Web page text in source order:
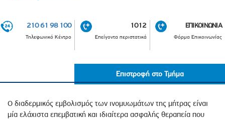
210 61 98 100
Τηλεφωνικό Κέντρο
1012
Επείγοντα περιστατικά
ΕΠΙΚΟΙΝΩΝΙΑ
Φόρμα Επικοινωνίας
Επιστροφή στο Τμήμα
Ο διαδερμικός εμβολισμός των ινομυωμάτων της μήτρας είναι
μία ελάχιστα επεμβατική και ιδιαίτερα ασφαλής θεραπεία που